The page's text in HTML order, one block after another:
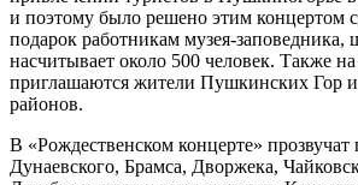
и поэтому было решено этим концертом
подарок работникам музея-заповедника,
насчитывает около 500 человек. Также
приглашаются жители Пушкинских Гор
районов.
В «Рождественском концерте» прозвучат
Дунаевского, Брамса, Дворжека,